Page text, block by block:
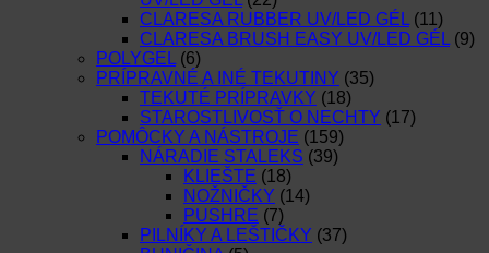
CLARESA RUBBER UV/LED GÉL (11)
CLARESA BRUSH EASY UV/LED GÉL (9)
POLYGEL (6)
PRÍPRAVNÉ A INÉ TEKUTINY (35)
TEKUTÉ PRÍPRAVKY (18)
STAROSTLIVOSŤ O NECHTY (17)
POMÔCKY A NÁSTROJE (159)
NÁRADIE STALEKS (39)
KLIEŠTE (18)
NOŽNIČKY (14)
PUSHRE (7)
PILNÍKY A LEŠTIČKY (37)